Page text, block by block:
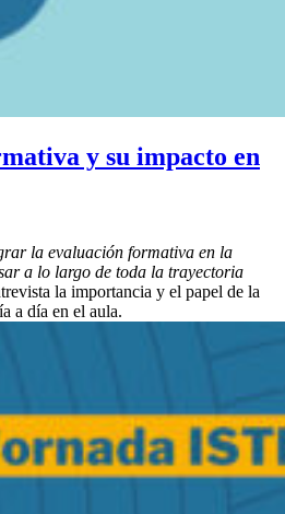
y su impacto en
la evaluación formativa en la
a lo largo de toda la trayectoria
la importancia y el papel de la
a día en el aula.